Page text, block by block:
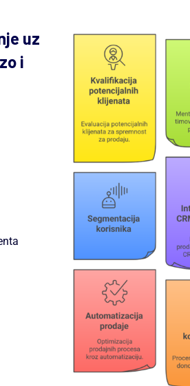
uz
i